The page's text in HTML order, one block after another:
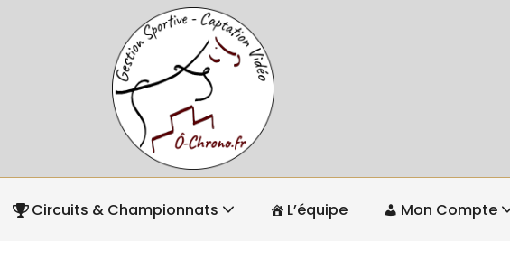
Circuits & Championnats L’équipe Mon Compte